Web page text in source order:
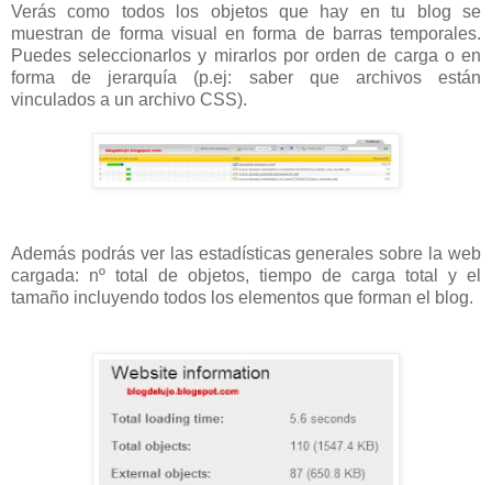
Verás como todos los objetos que hay en tu blog se
muestran de forma visual en forma de barras temporales.
Puedes seleccionarlos y mirarlos por orden de carga o en
forma de jerarquía (p.ej: saber que archivos están
vinculados a un archivo CSS).
Además podrás ver las estadísticas generales sobre la web
cargada: nº total de objetos, tiempo de carga total y el
tamaño incluyendo todos los elementos que forman el blog.